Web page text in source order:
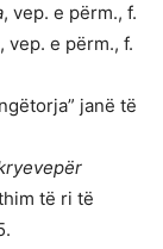
, vep. e përm., f.
, vep. e përm., f.
janë të
të ri të